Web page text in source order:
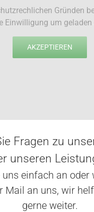
Gründen
Einwilligung um geladen
AKZEPTIEREN
Fragen zu
unseren
uns einfach an oder
Mail an uns, wir
gerne weiter.